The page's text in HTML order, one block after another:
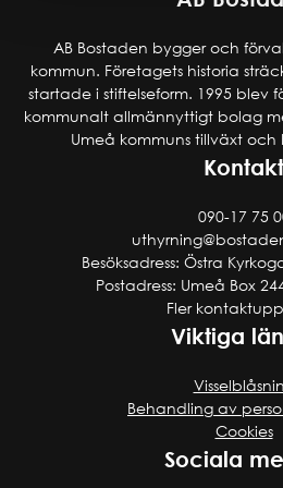
AB Bostaden bygger och
kommun. Företagets historia
startade i stiftelseform. 1995
kommunalt allmännyttigt bolag
Umeå kommuns tillväxt och
Kontakt
090-17 75
Besöksadress: Östra
Postadress: Umeå Box
Fler
Viktiga
Behandling av
Cookies
Sociala